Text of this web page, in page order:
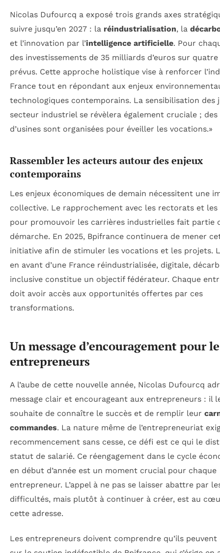
Nicolas Dufourcq a exposé trois grands axes
suivre jusqu’en 2027 : la réindustrialisation, la
et l’innovation par l’intelligence artificielle. Pour
des investissements de 35 milliards d’euros sur
prévus. Cette approche holistique vise à renforcer
France tout en répondant aux enjeux
technologiques contemporains. La sensibilisation des
secteur industriel se révèlera également cruciale ; des
d’usines sont organisées pour éveiller les vocations.»
Rassembler les acteurs autour des enjeux
contemporains
Les enjeux économiques de demain nécessitent une
collective. Le rapprochement avec les rectorats et les
pour promouvoir les carrières industrielles fait partie
démarche. En 2025, Bpifrance continuera de mener
initiative afin de stimuler les vocations et les projets.
en avant d’une France réindustrialisée, digitale,
inclusive constitue un objectif fédérateur. Chaque
doit avoir accès aux opportunités offertes par ces
transformations.
Un message d’encouragement pour
entrepreneurs
A l’aube de cette nouvelle année, Nicolas Dufourcq
message clair et encourageant aux entrepreneurs : il
souhaite de connaître le succès et de remplir leur
commandes. La nature même de l’entrepreneuriat
recommencement sans cesse, ce défi est ce qui le
statut de salarié. Ce réengagement dans le cycle
en début d’année est un moment crucial pour chaque
entrepreneur. L’appel à ne pas se laisser abattre par
difficultés, mais plutôt à continuer à créer, est au
cette adresse.
Les entrepreneurs doivent comprendre qu’ils